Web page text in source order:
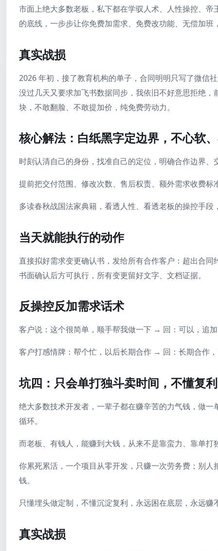
市面上绝大多数老板，私下都在学驭人术、人性操控、
的底线，一步步让你免费加需求、免费改功能、无偿加班
真实战损
2026 年初，接了教育机构的单子，合同明明只写了微信
没过几天又要求加飞书数据同步，我依旧不好意思拒绝
块，不敢翻脸、不敢提加价，纯免费劳动力。
核心解法：白纸黑字定边界，不心软
时刻认清自己的身份，找准自己的定位，明确合作边界、
提前把交付范围、修改次数、售后权责、额外需求收费
多读春秋战国法家典籍，看透人性、看透老板的操控手段
当天就能执行的动作
直接拟好需求变更确认书，发给所有合作客户：超出合
书面确认后方可执行，所有变更留好文字、文档证据。
反操控反加需求话术
客户说：这个很简单，顺手帮我做一下 → 回：可以，追
客户打感情牌：帮个忙，以后长期合作 → 回：长期合作
坑四：只会单打独斗卖时间，不懂复
绝大多数技术开发者，一辈子都在赚辛苦的力气钱，做
循环。
而老板、有钱人，能赚到大钱，从来不是靠蛮力、靠单
你累死累活，一个项目从零开发，只赚一次劳务费；别
钱。
只懂埋头做定制，不懂沉淀复利，永远困在底层，永远赚
真实战损